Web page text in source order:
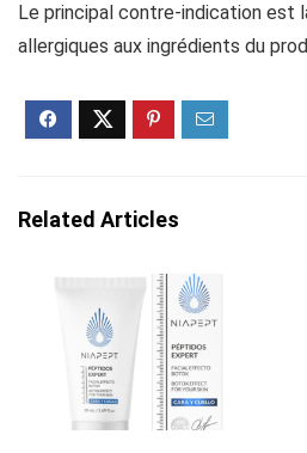
Le principal contre-indication est
allergiques aux ingrédients du
Related Articles